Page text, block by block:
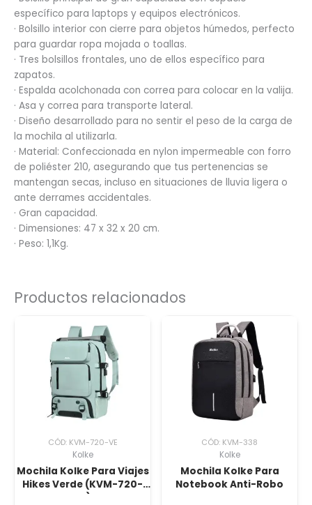
específico para laptops y equipos electrónicos.
· Bolsillo interior con cierre para objetos húmedos, perfecto
para guardar ropa mojada o toallas.
· Tres bolsillos frontales, uno de ellos específico para
zapatos.
· Espalda acolchonada con correa para colocar en la valija.
· Asa y correa para transporte lateral.
· Diseño desarrollado para no sentir el peso de la carga de
la mochila al utilizarla.
· Material: Confeccionada en nylon impermeable con forro
de poliéster 210, asegurando que tus pertenencias se
mantengan secas, incluso en situaciones de lluvia ligera o
ante derrames accidentales.
· Gran capacidad.
· Dimensiones: 47 x 32 x 20 cm.
· Peso: 1,1Kg.
Productos relacionados
CÓD: KVM-720-VE
Kolke
Mochila Kolke Para Viajes
Hikes Verde (KVM-720-
VE)
CÓD: KVM-338
Kolke
Mochila Kolke Para
Notebook Anti-Robo